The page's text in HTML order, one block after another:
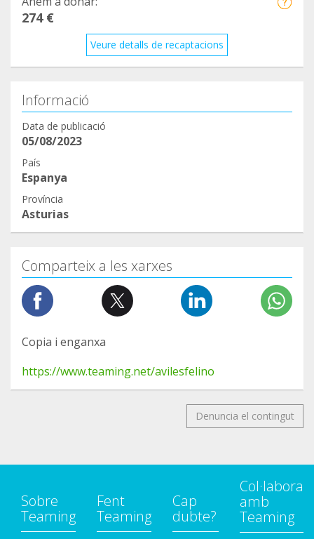
274 €
Veure detalls de recaptacions
Informació
Data de publicació
05/08/2023
País
Espanya
Província
Asturias
Comparteix a les xarxes
Copia i enganxa
https://www.teaming.net/avilesfelino
Denuncia el contingut
Sobre
Teaming
Fent
Teaming
Cap
dubte?
Col·labora
amb
Teaming